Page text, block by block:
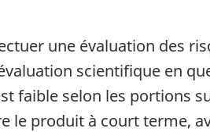
une évaluation des
scientifique en
faible selon les portions
le produit à court terme,